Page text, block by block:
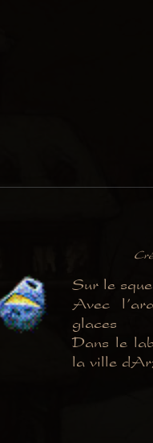
Sur le
Avec
glaces
Dans le
la ville